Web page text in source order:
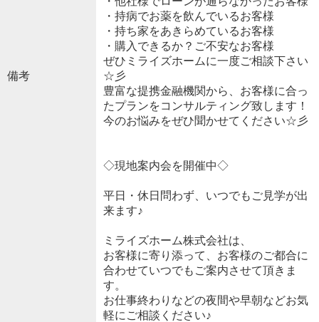
備考
・持病でお薬を飲んでいるお客様
・持ち家をあきらめているお客様
・購入できるか？ご不安なお客様
ぜひミライズホームに一度ご相談下さい
☆彡
豊富な提携金融機関から、お客様に合っ
たプランをコンサルティング致します！
今のお悩みをぜひ聞かせてください☆彡
◇現地案内会を開催中◇
平日・休日問わず、いつでもご見学が出
来ます♪
ミライズホーム株式会社は、
お客様に寄り添って、お客様のご都合に
合わせていつでもご案内させて頂きま
す。
お仕事終わりなどの夜間や早朝などお気
軽にご相談ください♪